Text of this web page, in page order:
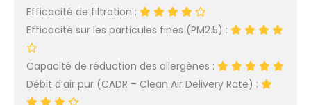
pollen 𝑷𝒖𝒓𝒊𝒇𝒊𝒄𝒂𝒕𝒊𝒐𝒏 𝑹𝒂𝒑𝒊𝒅𝒆
𝒆𝒏 12 𝑴𝒊𝒏𝒖𝒕𝒆𝒔: La
de VortexAir génère
une forte circulation
d'air, purifie l'air à 100%
Efficacité de filtration :
Efficacité sur les particules fines (PM2.5) :
Capacité de réduction des allergènes :
Débit d’air pur (CADR – Clean Air Delivery Rate) :